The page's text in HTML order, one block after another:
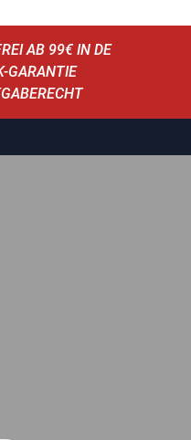
AB 99€ IN DE
GARANTIE